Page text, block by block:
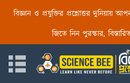
বিজ্ঞান ও প্রযুক্তির প্রশ্নোত্তর দুনিয়ায়
জিতে নিন পুরস্কার,